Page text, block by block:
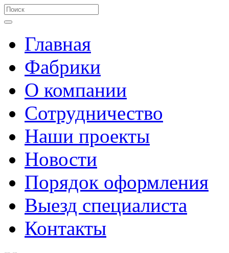
Главная
Фабрики
О компании
Сотрудничество
Наши проекты
Новости
Порядок оформления
Выезд специалиста
Контакты